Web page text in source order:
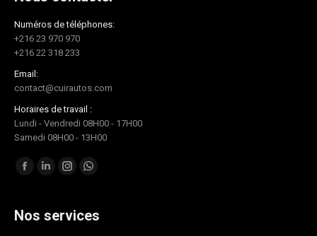
Numéros de téléphones:
+216 23 970 970
+216 22 318 233
Email:
contact@cuirautos.com
Horaires de travail :
Lundi - Vendredi 08H00 - 17H00
Samedi 08H00 - 13H00
Trouvez nous sur :
Facebook
opens
LinkedIn
opens
Instagram
opens
Whatsapp
opens
Nos services